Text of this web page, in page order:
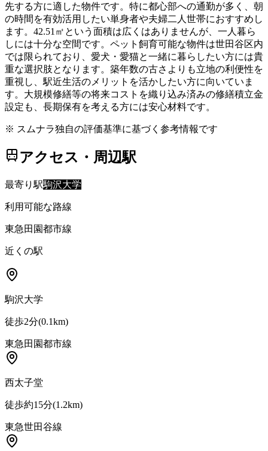
先する方に適した物件です。特に都心部への通勤が多く、朝
の時間を有効活用したい単身者や夫婦二人世帯におすすめし
ます。42.51㎡という面積は広くはありませんが、一人暮ら
しには十分な空間です。ペット飼育可能な物件は世田谷区内
では限られており、愛犬・愛猫と一緒に暮らしたい方には貴
重な選択肢となります。築年数の古さよりも立地の利便性を
重視し、駅近生活のメリットを活かしたい方に向いていま
す。大規模修繕等の将来コストを織り込み済みの修繕積立金
設定も、長期保有を考える方には安心材料です。
※ スムナラ独自の評価基準に基づく参考情報です
アクセス・周辺駅
最寄り駅駒沢大学
利用可能な路線
東急田園都市線
近くの駅
駒沢大学
徒歩2分(0.1km)
東急田園都市線
西太子堂
徒歩約15分(1.2km)
東急世田谷線